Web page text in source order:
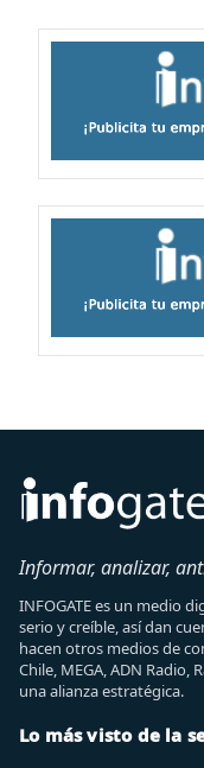
Informar, analizar,
INFOGATE es un medio
serio y creíble, así dan
hacen otros medios de
Chile, MEGA, ADN
una alianza estratégica.
Lo más visto de la